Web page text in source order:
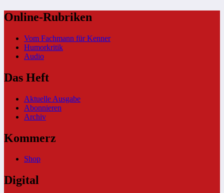
Online-Rubriken
Vom Fachmann für Kenner
Humorkritik
Audio
Das Heft
Aktuelle Ausgabe
Abonnieren
Archiv
Kommerz
Shop
Digital